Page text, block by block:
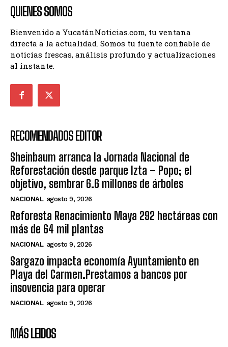
QUIENES SOMOS
Bienvenido a YucatánNoticias.com, tu ventana
directa a la actualidad. Somos tu fuente confiable de
noticias frescas, análisis profundo y actualizaciones
al instante.
RECOMENDADOS EDITOR
Sheinbaum arranca la Jornada Nacional de
Reforestación desde parque Izta – Popo; el
objetivo, sembrar 6.6 millones de árboles
NACIONAL agosto 9, 2026
Reforesta Renacimiento Maya 292 hectáreas con
más de 64 mil plantas
NACIONAL agosto 9, 2026
Sargazo impacta economía Ayuntamiento en
Playa del Carmen.Prestamos a bancos por
insovencia para operar
NACIONAL agosto 9, 2026
MÁS LEIDOS